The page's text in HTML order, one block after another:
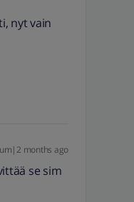
nyt vain
months ago
se sim